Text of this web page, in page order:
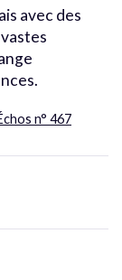
avec des
n° 467